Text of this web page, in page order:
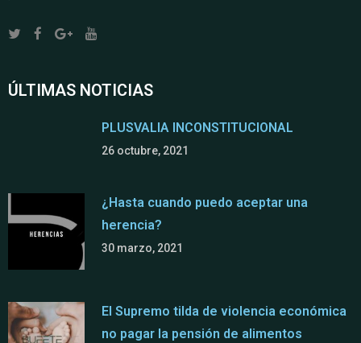
ÚLTIMAS NOTICIAS
PLUSVALIA INCONSTITUCIONAL
26 octubre, 2021
¿Hasta cuando puedo aceptar una
herencia?
30 marzo, 2021
El Supremo tilda de violencia económica
no pagar la pensión de alimentos